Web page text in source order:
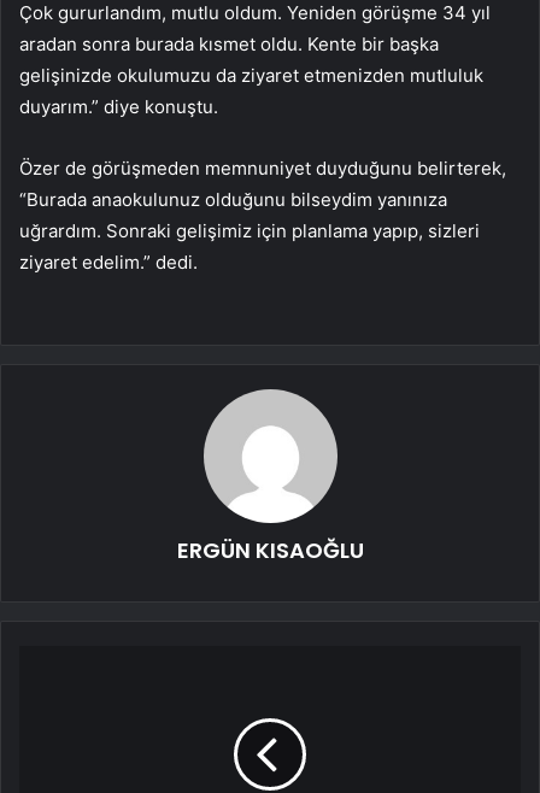
Çok gururlandım, mutlu oldum. Yeniden görüşme 34 yıl
aradan sonra burada kısmet oldu. Kente bir başka
gelişinizde okulumuzu da ziyaret etmenizden mutluluk
duyarım.” diye konuştu.
Özer de görüşmeden memnuniyet duyduğunu belirterek,
“Burada anaokulunuz olduğunu bilseydim yanınıza
uğrardım. Sonraki gelişimiz için planlama yapıp, sizleri
ziyaret edelim.” dedi.
ERGÜN KISAOĞLU